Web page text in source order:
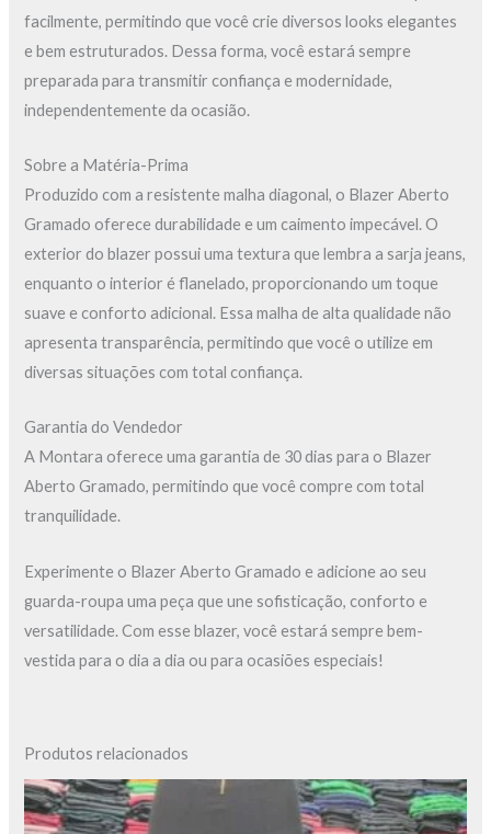
facilmente, permitindo que você crie diversos looks elegantes
e bem estruturados. Dessa forma, você estará sempre
preparada para transmitir confiança e modernidade,
independentemente da ocasião.
Sobre a Matéria-Prima
Produzido com a resistente malha diagonal, o Blazer Aberto
Gramado oferece durabilidade e um caimento impecável. O
exterior do blazer possui uma textura que lembra a sarja jeans,
enquanto o interior é flanelado, proporcionando um toque
suave e conforto adicional. Essa malha de alta qualidade não
apresenta transparência, permitindo que você o utilize em
diversas situações com total confiança.
Garantia do Vendedor
A Montara oferece uma garantia de 30 dias para o Blazer
Aberto Gramado, permitindo que você compre com total
tranquilidade.
Experimente o Blazer Aberto Gramado e adicione ao seu
guarda-roupa uma peça que une sofisticação, conforto e
versatilidade. Com esse blazer, você estará sempre bem-
vestida para o dia a dia ou para ocasiões especiais!
Produtos relacionados